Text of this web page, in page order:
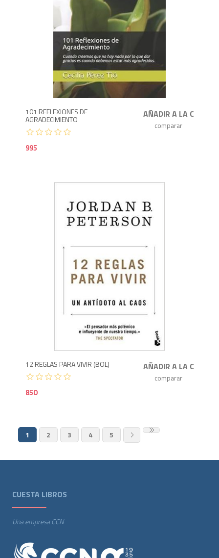
101 REFLEXIONES DE
AGRADECIMIENTO
995
12 REGLAS PARA VIVIR (BOL)
850
1 2 3 4 5
CUESTA LIBROS
Una empresa CCN